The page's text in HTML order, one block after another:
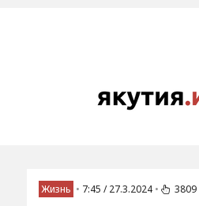
Жизнь • 7:45 / 27.3.2024 • 3809